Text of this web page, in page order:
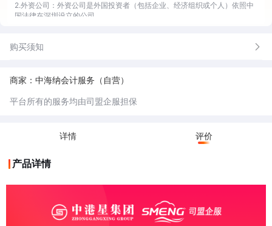
2.外资公司：外资公司是外国投资者（包括企业、经济组织或个人）依照中
国法律在深圳设立的公司。
4.可开票地址：在广州，税务部门对于企业的经营地址有严格的监管。可开
动真实、稳定，便于税务部门对企业的开票行为进行监管，防止虚开发票等
营的公司，相对成本较低。
6.小规模纳税人：小规模纳税人是指年应征增值税销售额未超过规定标准
（目前是 500 万元），并且会计核算不健全，不能正确核算增值税的销项
税额、进项税额和应纳税额的增值税纳税人。
7.一般纳税人：一般纳税人是指年应征增值税销售额超过财政部、国家税务
购买须知
商家：中海纳会计服务（自营）
平台所有的服务均由司盟企服担保
详情 评价
产品详情